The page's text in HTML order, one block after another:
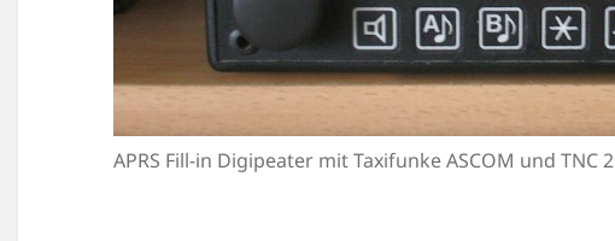
APRS Fill-in Digipeater mit Taxifunke ASCOM und TNC 2